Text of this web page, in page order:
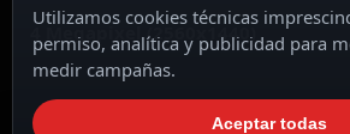
4 Megapixel (2560x1440)
Utilizamos cookies técnicas
permiso, analítica y publicidad para
medir campañas.
Aceptar todas